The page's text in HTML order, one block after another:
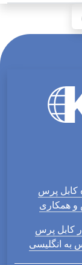
کابل پرس
همکاری
کابل پرس
به انگلیسی